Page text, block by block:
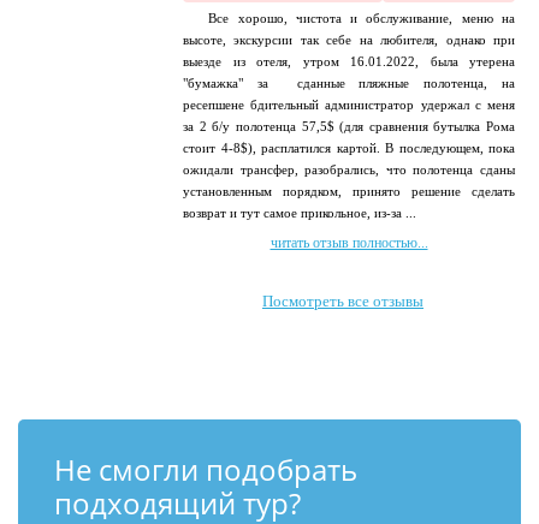
Все хорошо, чистота и обслуживание, меню на
высоте, экскурсии так себе на любителя, однако при
выезде из отеля, утром 16.01.2022, была утерена
"бумажка" за сданные пляжные полотенца, на
ресепшене бдительный администратор удержал с меня
за 2 б/у полотенца 57,5$ (для сравнения бутылка Рома
стоит 4-8$), расплатился картой. В последующем, пока
ожидали трансфер, разобрались, что полотенца сданы
установленным порядком, принято решение сделать
возврат и тут самое прикольное, из-за ...
читать отзыв полностью...
Посмотреть все отзывы
Не смогли подобрать
подходящий тур?